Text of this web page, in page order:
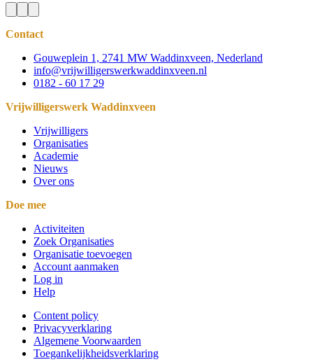
Contact
Gouweplein 1, 2741 MW Waddinxveen, Nederland
info@vrijwilligerswerkwaddinxveen.nl
0182 - 60 17 29
Vrijwilligerswerk Waddinxveen
Vrijwilligers
Organisaties
Academie
Nieuws
Over ons
Doe mee
Activiteiten
Zoek Organisaties
Organisatie toevoegen
Account aanmaken
Log in
Help
Content policy
Privacyverklaring
Algemene Voorwaarden
Toegankelijkheidsverklaring